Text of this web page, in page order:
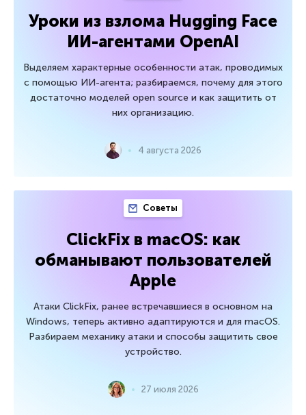
Уроки из взлома Hugging Face
ИИ-агентами OpenAI
Выделяем характерные особенности атак, проводимых
с помощью ИИ-агента; разбираемся, почему для этого
достаточно моделей open source и как защитить от
них организацию.
4 августа 2026
Советы
ClickFix в macOS: как
обманывают пользователей
Apple
Атаки ClickFix, ранее встречавшиеся в основном на
Windows, теперь активно адаптируются и для macOS.
Разбираем механику атаки и способы защитить свое
устройство.
27 июля 2026